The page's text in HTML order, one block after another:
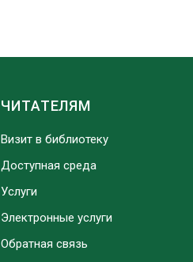
ЧИТАТЕЛЯМ
Визит в библиотеку
Доступная среда
Услуги
Электронные услуги
Обратная связь